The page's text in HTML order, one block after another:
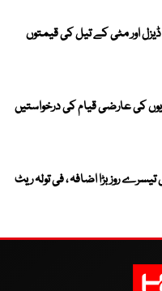
اور مٹی کے تیل کی قیمتوں
کی عارضی قیام کی درخواستیں
روز بڑا اضافہ ، فی تولہ ریٹ